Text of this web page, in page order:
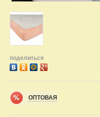
поделиться
ОПТОВАЯ